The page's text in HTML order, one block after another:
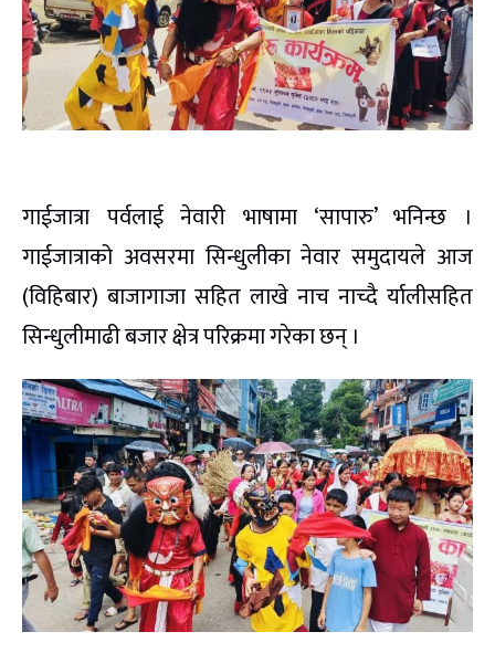
गाईजात्रा पर्वलाई नेवारी भाषामा ‘सापारु’ भनिन्छ ।
गाईजात्राको अवसरमा सिन्धुलीका नेवार समुदायले आज
(विहिबार) बाजागाजा सहित लाखे नाच नाच्दै र्यालीसहित
सिन्धुलीमाढी बजार क्षेत्र परिक्रमा गरेका छन् ।